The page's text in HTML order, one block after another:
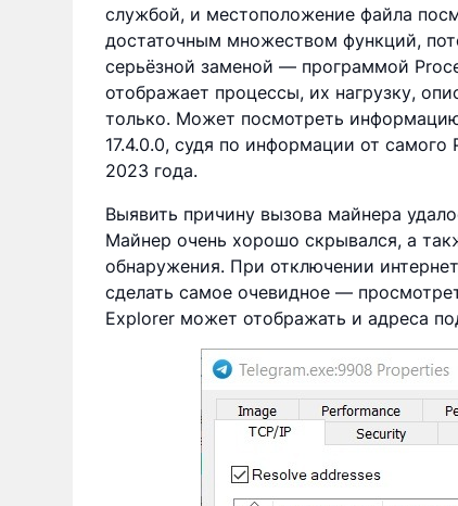
службой, и местоположение файла
достаточным множеством функций,
серьёзной заменой — программой
отображает процессы, их нагрузку,
только. Может посмотреть
17.4.0.0, судя по информации от
2023 года.
Выявить причину вызова майнера
Майнер очень хорошо скрывался, а
обнаружения. При отключении
сделать самое очевидное —
Explorer может отображать и адреса